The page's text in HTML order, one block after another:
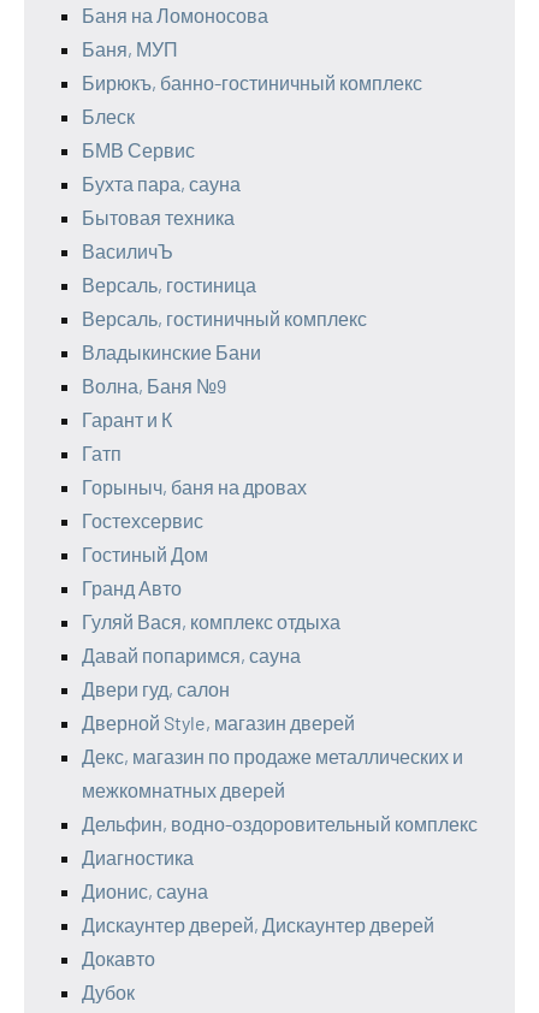
Баня на Ломоносова
Баня, МУП
Бирюкъ, банно-гостиничный комплекс
Блеск
БМВ Сервис
Бухта пара, сауна
Бытовая техника
ВасиличЪ
Версаль, гостиница
Версаль, гостиничный комплекс
Владыкинские Бани
Волна, Баня №9
Гарант и К
Гатп
Горыныч, баня на дровах
Гостехсервис
Гостиный Дом
Гранд Авто
Гуляй Вася, комплекс отдыха
Давай попаримся, сауна
Двери гуд, салон
Дверной Style, магазин дверей
Декс, магазин по продаже металлических и
межкомнатных дверей
Дельфин, водно-оздоровительный комплекс
Диагностика
Дионис, сауна
Дискаунтер дверей, Дискаунтер дверей
Докавто
Дубок